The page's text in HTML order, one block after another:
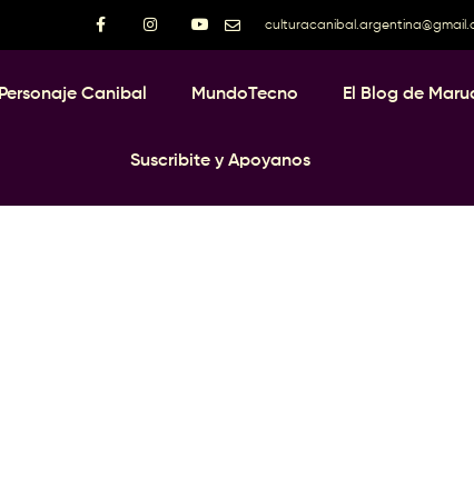
Personaje Canibal MundoTecno El Blog de
Suscribite y Apoyanos